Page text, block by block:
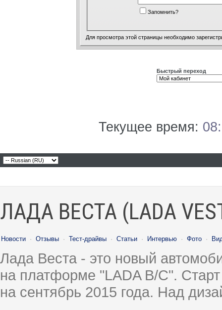
Запомнить?
Для просмотра этой страницы необходимо
Быстрый переход
Текущее время:
ЛАДА ВЕСТА (LADA
Новости · Отзывы · Тест-драйвы · Статьи · Интервью · Фото ·
Лада Веста - это новый
на платформе "LADA B/C".
на сентябрь 2015 года. Над